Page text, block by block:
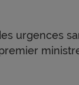
urgences